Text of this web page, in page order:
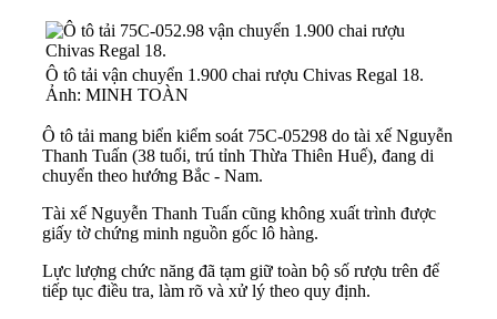
Ô tô tải vận chuyển 1.900 chai rượu Chivas Regal 18.
Ảnh: MINH TOÀN
Ô tô tải mang biển kiểm soát 75C-05298 do tài xế Nguyễn
Thanh Tuấn (38 tuổi, trú tỉnh Thừa Thiên Huế), đang di
chuyển theo hướng Bắc - Nam.
Tài xế Nguyễn Thanh Tuấn cũng không xuất trình được
giấy tờ chứng minh nguồn gốc lô hàng.
Lực lượng chức năng đã tạm giữ toàn bộ số rượu trên để
tiếp tục điều tra, làm rõ và xử lý theo quy định.